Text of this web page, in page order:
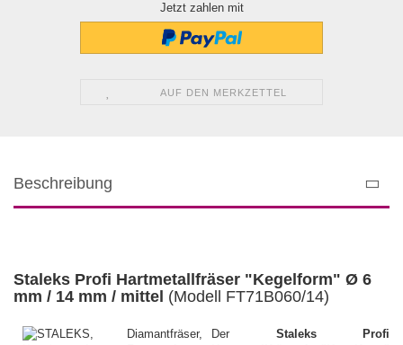
Jetzt zahlen mit
AUF DEN MERKZETTEL
Beschreibung
Staleks Profi Hartmetallfräser "Kegelform" Ø 6
mm / 14 mm / mittel (Modell FT71B060/14)
Der Staleks Profi